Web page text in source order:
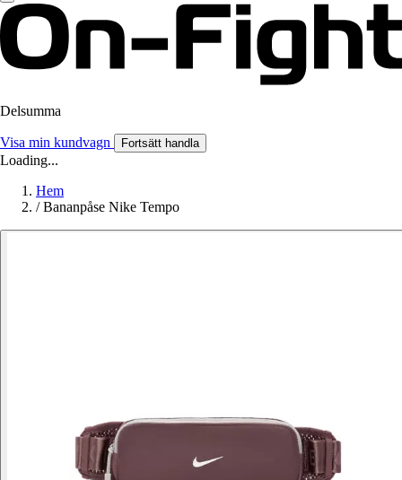
Delsumma
Visa min kundvagn Fortsätt handla
Loading...
Hem
/ Bananpåse Nike Tempo